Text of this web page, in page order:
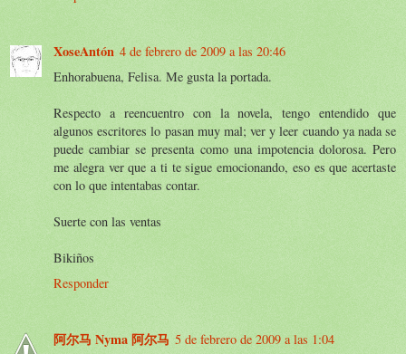
XoseAntón 4 de febrero de 2009 a las 20:46
Enhorabuena, Felisa. Me gusta la portada.
Respecto a reencuentro con la novela, tengo entendido que
algunos escritores lo pasan muy mal; ver y leer cuando ya nada se
puede cambiar se presenta como una impotencia dolorosa. Pero
me alegra ver que a ti te sigue emocionando, eso es que acertaste
con lo que intentabas contar.
Suerte con las ventas
Bikiños
Responder
阿尔马 Nyma 阿尔马 5 de febrero de 2009 a las 1:04